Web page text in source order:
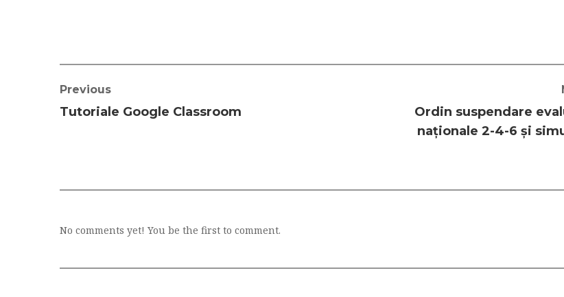
Previous
Tutoriale Google Classroom
Ordin suspendare
naționale 2-4-6 și
No comments yet! You be the first to comment.